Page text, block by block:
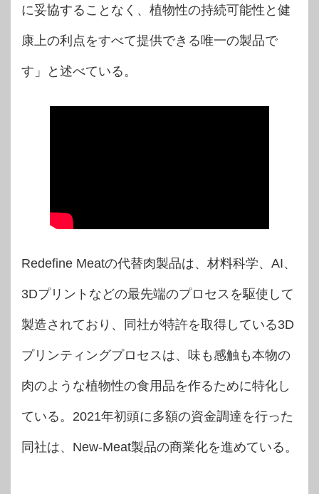
に妥協することなく、植物性の持続可能性と健
康上の利点をすべて提供できる唯一の製品で
す」と述べている。
Redefine Meatの代替肉製品は、材料科学、AI、
3Dプリントなどの最先端のプロセスを駆使して
製造されており、同社が特許を取得している3D
プリンティングプロセスは、味も感触も本物の
肉のような植物性の食用品を作るために特化し
ている。2021年初頭に多額の資金調達を行った
同社は、New-Meat製品の商業化を進めている。